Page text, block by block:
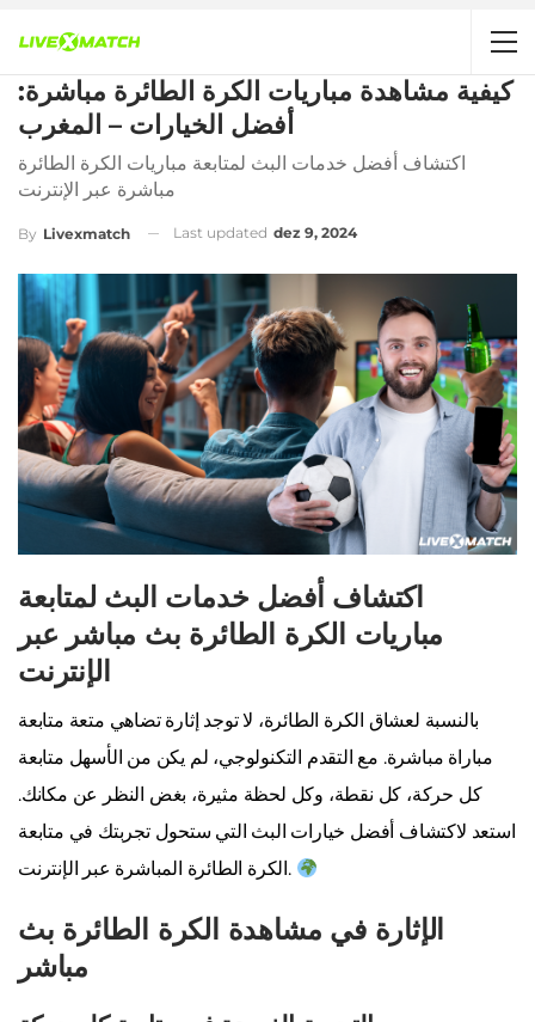
كيفية مشاهدة مباريات الكرة الطائرة مباشرة:
أفضل الخيارات – المغرب
اكتشاف أفضل خدمات البث لمتابعة مباريات الكرة الطائرة
مباشرة عبر الإنترنت
By Livexmatch Last updated dez 9, 2024
اكتشاف أفضل خدمات البث لمتابعة
مباريات الكرة الطائرة بث مباشر عبر
الإنترنت
بالنسبة لعشاق الكرة الطائرة، لا توجد إثارة تضاهي متعة متابعة
مباراة مباشرة. مع التقدم التكنولوجي، لم يكن من الأسهل متابعة
كل حركة، كل نقطة، وكل لحظة مثيرة، بغض النظر عن مكانك.
استعد لاكتشاف أفضل خيارات البث التي ستحول تجربتك في متابعة
الكرة الطائرة المباشرة عبر الإنترنت.
الإثارة في مشاهدة الكرة الطائرة بث
مباشر